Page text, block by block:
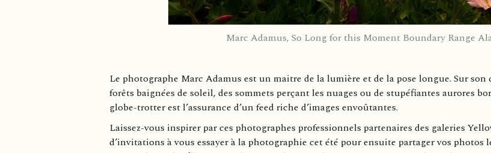
Marc Adamus, So Long for this Moment Boundary Range
Le photographe Marc Adamus est un maitre de la lumière et de la pose longue. Sur
forêts baignées de soleil, des sommets perçant les nuages ou de stupéfiantes aurores
globe-trotter est l’assurance d’un feed riche d’images envoûtantes.
Laissez-vous inspirer par ces photographes professionnels partenaires des galeries
d’invitations à vous essayer à la photographie cet été pour ensuite partager vos photos